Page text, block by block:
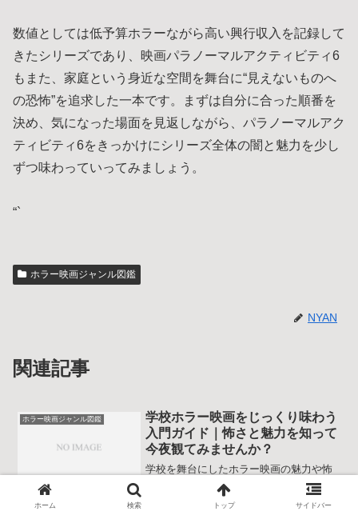
数値としては低予算ホラーながら高い興行収入を記録して
きたシリーズであり、映画パラノーマルアクティビティ6
もまた、家庭という身近な空間を舞台に“見えないものへ
の恐怖”を追求した一本です。まずは自分に合った順番を
決め、気になった場面を見返しながら、パラノーマルアク
ティビティ6をきっかけにシリーズ全体の闇と魅力を少し
ずつ味わっていってみましょう。
“`
ホラー映画ジャンル図鑑
NYAN
関連記事
ホラー映画ジャンル図鑑
学校ホラー映画をじっくり味わう
入門ガイド｜怖さと魅力を知って
今夜観てみませんか？
学校を舞台にしたホラー映画の魅力や怖
さのポイントを、舞台設定やキャラクタ
ー、時代ごとの傾向、初心者向けの選び
方まで整理して解説します。雰囲気重視
ホーム 検索 トップ サイドバー